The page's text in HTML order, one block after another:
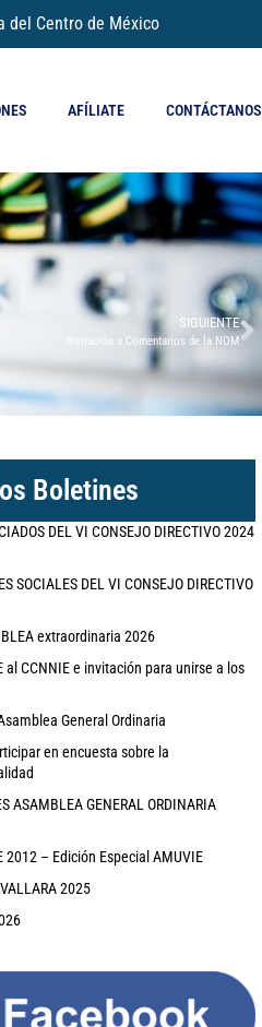
del Centro de México
AFÍLIATE CONTÁCTANOS
SIGUIENTE
Invitación a Comentarios de la NOM
Boletines
DEL VI CONSEJO DIRECTIVO 2024
SOCIALES DEL VI CONSEJO DIRECTIVO
extraordinaria 2026
CCNNIE e invitación para unirse a los
General Ordinaria
en encuesta sobre la
ASAMBLEA GENERAL ORDINARIA
2012 – Edición Especial AMUVIE
2025